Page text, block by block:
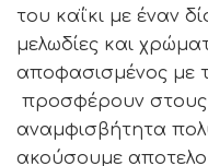
του καΐκι με έναν
μελωδίες και
αποφασισμένος με
προσφέρουν στους
αναμφισβήτητα
ακούσουμε